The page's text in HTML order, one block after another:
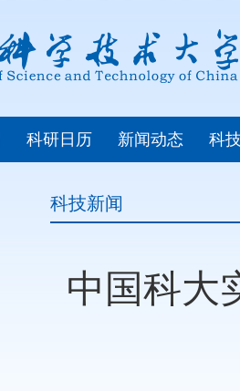
科研日历 新闻动态 科
科技新闻
中国科大